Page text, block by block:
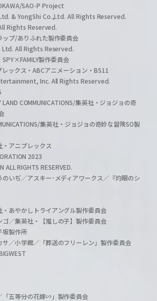
SAO-P Project
& YongShi Co.,Ltd. All Rights Reserved.
Rights Reserved.
プ/ありふれた製作委員会
Ltd. All Rights Reserved.
製作委員会
ックス・ABCアニメーション・BS11
Inc. All Rights Reserved.
COMMUNICATIONS/集英社・ジョジョの奇
集英社・ジョジョの奇妙な冒険SO製
アニプレックス
2023
ALL RIGHTS RESERVED.
いぢ／アスキー･メディアワークス／『灼眼のシ
あやかしトライアングル製作委員会
／集英社・【推しの子】製作委員会
製作所
／小学館／「葬送のフリーレン」製作委員会
五等分の花嫁∽」製作委員会